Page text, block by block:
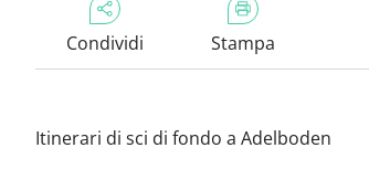
Condividi Stampa
Itinerari di sci di fondo a Adelboden